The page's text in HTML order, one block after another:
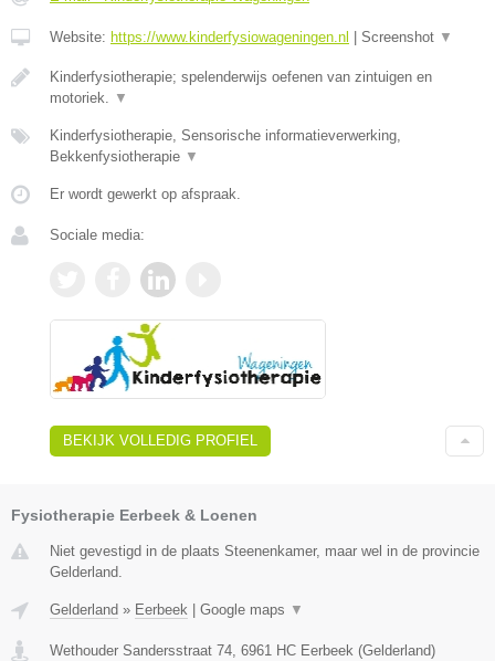
Website: https://www.kinderfysiowageningen.nl Screenshot ▼
Kinderfysiotherapie; spelenderwijs oefenen van zintuigen en
motoriek. ▼
Kinderfysiotherapie, Sensorische informatieverwerking,
Bekkenfysiotherapie ▼
Er wordt gewerkt op afspraak.
Sociale media:
BEKIJK VOLLEDIG PROFIEL
Fysiotherapie Eerbeek & Loenen
Niet gevestigd in de plaats Steenenkamer, maar wel in de provincie
Gelderland.
Gelderland » Eerbeek | Google maps ▼
Wethouder Sandersstraat 74 6961 HC Eerbeek (Gelderland)